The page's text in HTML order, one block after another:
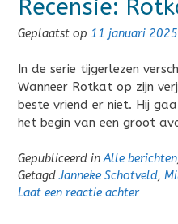
Recensie:
Geplaatst op 11 januari 2025
In de serie tijgerlezen
Wanneer Rotkat op zijn
beste vriend er niet. Hij
het begin van een groot
Gepubliceerd inAlle berichten
GetagdJanneke Schotveld,
Laat een reactie achter